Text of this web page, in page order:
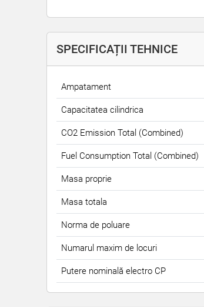
SPECIFICAȚII TEHNICE
Ampatament
Capacitatea cilindrica
CO2 Emission Total (Combined)
Fuel Consumption Total (Combined)
Masa proprie
Masa totala
Norma de poluare
Numarul maxim de locuri
Putere nominală electro CP